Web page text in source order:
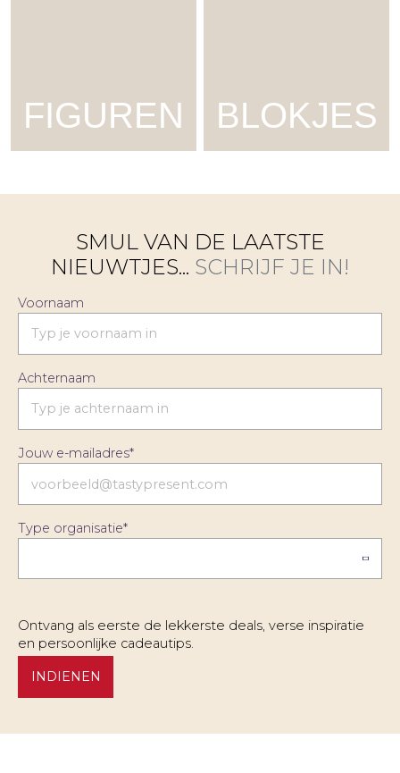
FIGUREN BLOKJES
SMUL VAN DE LAATSTE
NIEUWTJES... SCHRIJF JE IN!
Voornaam
Achternaam
Jouw e-mailadres*
Type organisatie*
Ontvang als eerste de lekkerste deals, verse inspiratie
en persoonlijke cadeautips.
INDIENEN